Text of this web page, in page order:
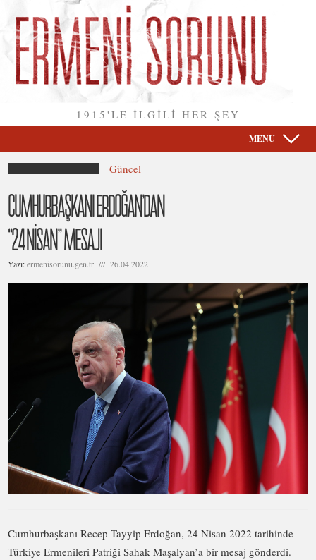
1915'LE İLGİLİ HER ŞEY
MENU
Güncel
CUMHURBAŞKANI ERDOĞAN’DAN
“24 NİSAN” MESAJI
Yazı:ermenisorunu.gen.tr /// 26.04.2022
Cumhurbaşkanı Recep Tayyip Erdoğan, 24 Nisan 2022 tarihinde
Türkiye Ermenileri Patriği Sahak Maşalyan’a bir mesaj gönderdi.